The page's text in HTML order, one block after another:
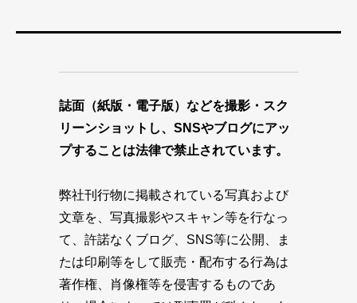
誌面（紙版・電子版）などを撮影・スク
リーンショットし、SNSやブログにアッ
プすることは法律で禁止されています。
弊社刊行物に掲載されている写真および
文章を、写真撮影やスキャン等を行なっ
て、許諾なくブログ、SNS等に公開、ま
たは印刷等をして販売・配布する行為は
著作権、肖像権等を侵害するものであ